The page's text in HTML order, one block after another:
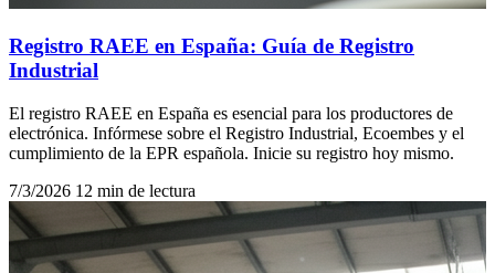
Registro RAEE en España: Guía de Registro
Industrial
El registro RAEE en España es esencial para los productores de
electrónica. Infórmese sobre el Registro Industrial, Ecoembes y el
cumplimiento de la EPR española. Inicie su registro hoy mismo.
7/3/2026 12 min de lectura